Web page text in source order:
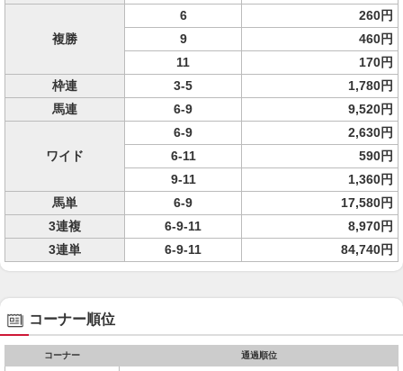
複勝
6
260円
9
460円
11
170円
枠連
3-5
1,780円
馬連
6-9 9,520円
ワイド
6-9
2,630円
6-11
590円
9-11
1,360円
馬単
6-9
17,580円
3連複
6-9-11
8,970円
3連単
6-9-11 84,740円
コーナー順位
コーナー 通過順位